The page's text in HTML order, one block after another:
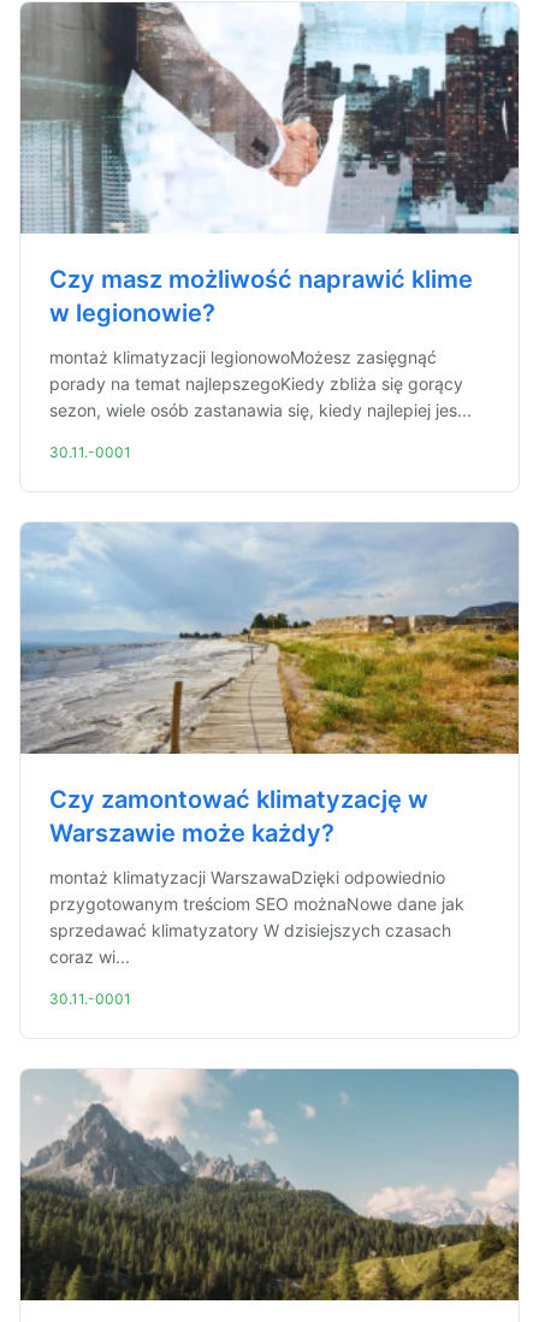
Czy masz możliwość naprawić klime
w legionowie?
montaż klimatyzacji legionowoMożesz zasięgnąć
porady na temat najlepszegoKiedy zbliża się gorący
sezon, wiele osób zastanawia się, kiedy najlepiej jes...
30.11.-0001
Czy zamontować klimatyzację w
Warszawie może każdy?
montaż klimatyzacji WarszawaDzięki odpowiednio
przygotowanym treściom SEO możnaNowe dane jak
sprzedawać klimatyzatory W dzisiejszych czasach
coraz wi...
30.11.-0001